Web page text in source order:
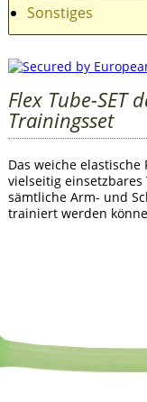
Sonstiges
Flex Tube-SET
Trainingsset
Das weiche elastische
vielseitig
sämtliche Arm- und
trainiert werden